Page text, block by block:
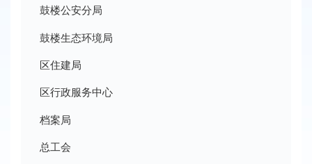
鼓楼公安分局
鼓楼生态环境局
区住建局
区行政服务中心
档案局
总工会